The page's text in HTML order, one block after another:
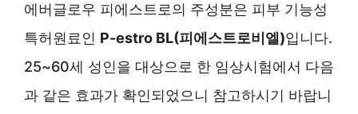
에버글로우 피에스트로의 주성분은 피부 기능성
특허원료인 P-estro BL(피에스트로비엘)입니다.
25~60세 성인을 대상으로 한 임상시험에서 다음
과 같은 효과가 확인되었으니 참고하시기 바랍니